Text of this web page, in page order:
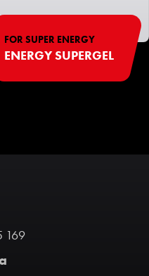
FOR SUPER ENERGY
ENERGY SUPERGEL
169